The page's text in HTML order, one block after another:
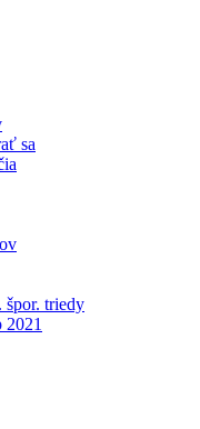
sa
špor. triedy
2021